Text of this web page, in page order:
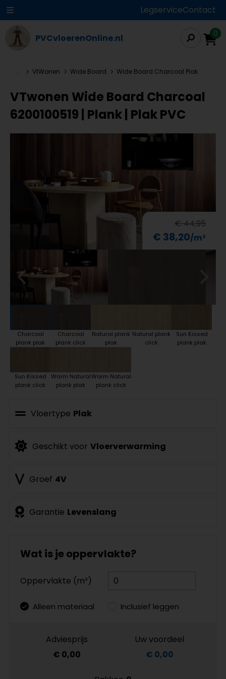
LegserviceContact
PVCvloerenOnline.nl 0
... VtWonen Wide Board Wide Board Charcoal Plak
VTwonen Wide Board Charcoal
6200100519 | Plank | Plak PVC
€ 44,95
€ 38,20
Charcoal
plank plak
Charcoal
plank click
Natural plank
plak
Natural plank
click
Sun Kissed
plank plak
Sun Kissed
plank click
Warm Natural
plank plak
Warm Natural
plank click
Vloertype Plak
Geschikt voor Vloerverwarming
Groef 4V
Garantie Levenslang
Wat is je oppervlakte?
Oppervlakte (m²)
Alleen materiaal Inclusief leggen
Adviesprijs
€ 0,00
Uw voordeel
€ 0,00